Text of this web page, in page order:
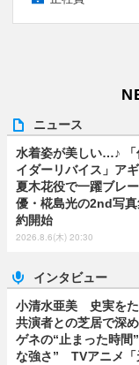
ニュース
水着姿が美しい…♪ 「
イダーリバイス」ア
夏木花役で一躍ブレ
優・椛島光の2nd写
約開始
2026.8.6(木) 20:30
インタビュー
小清水亜美 史実をた
共演者との芝居で深
ゲネの“止まった時間
な強さ” TVアニメ「